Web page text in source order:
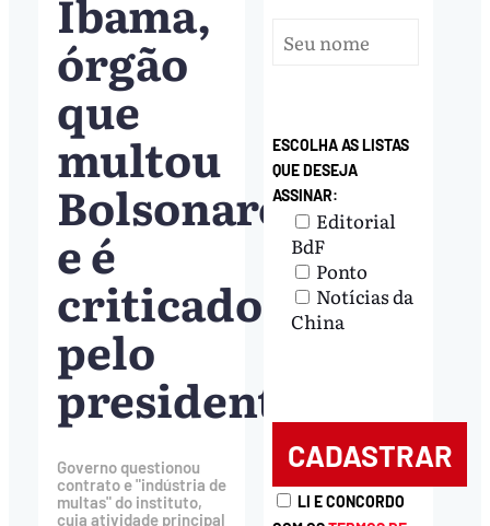
órgão
que
multou
Bolsonaro
e é
criticado
pelo
presidente
Governo questionou
contrato e "indústria de
multas" do instituto,
cuja atividade principal
ESCOLHA AS LISTAS
QUE DESEJA
ASSINAR:
Editorial
BdF
Ponto
Notícias da
China
LI E CONCORDO